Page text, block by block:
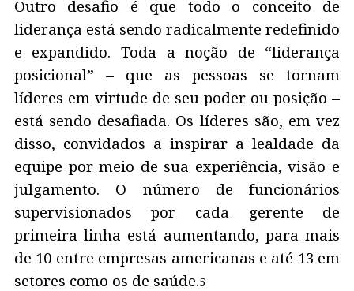
Outro desafio é que todo o conceito de
liderança está sendo radicalmente redefinido
e expandido. Toda a noção de “liderança
posicional” – que as pessoas se tornam
líderes em virtude de seu poder ou posição –
está sendo desafiada. Os líderes são, em vez
disso, convidados a inspirar a lealdade da
equipe por meio de sua experiência, visão e
julgamento. O número de funcionários
supervisionados por cada gerente de
primeira linha está aumentando, para mais
de 10 entre empresas americanas e até 13 em
setores como os de saúde.5